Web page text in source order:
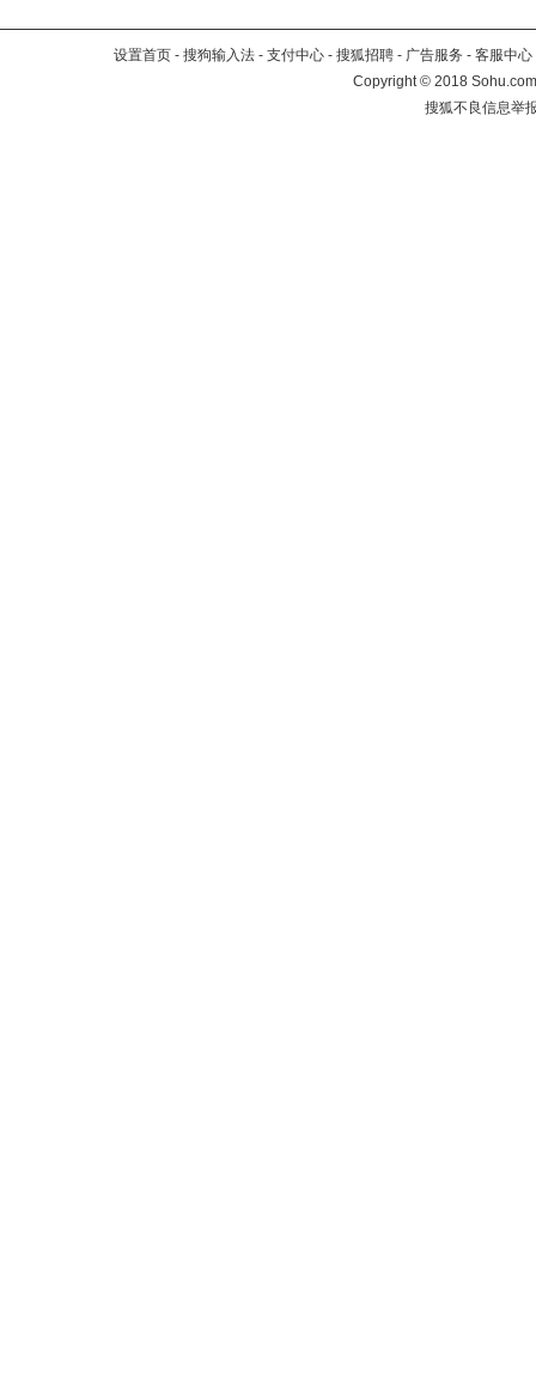
设置首页 - 搜狗输入法 - 支付中心 - 搜狐招聘 - 广告服务 - 客服中心
Copyright©2018
搜狐不良信息举